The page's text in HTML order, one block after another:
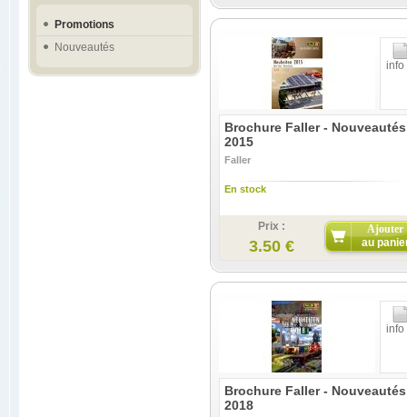
Promotions
Nouveautés
info
Brochure Faller - Nouveautés
2015
Faller
En stock
Prix :
3.50 €
Ajouter
au
info
Brochure Faller - Nouveautés
2018